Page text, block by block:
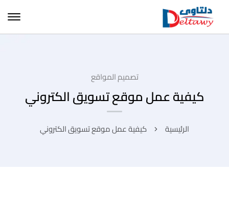
تصميم المواقع
كيفية عمل موقع تسويق الكتروني
الرئيسية كيفية عمل موقع تسويق الكتروني